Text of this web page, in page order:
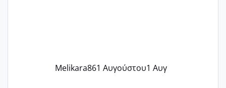
Melikara861 Αυγούστου1 Αυγ